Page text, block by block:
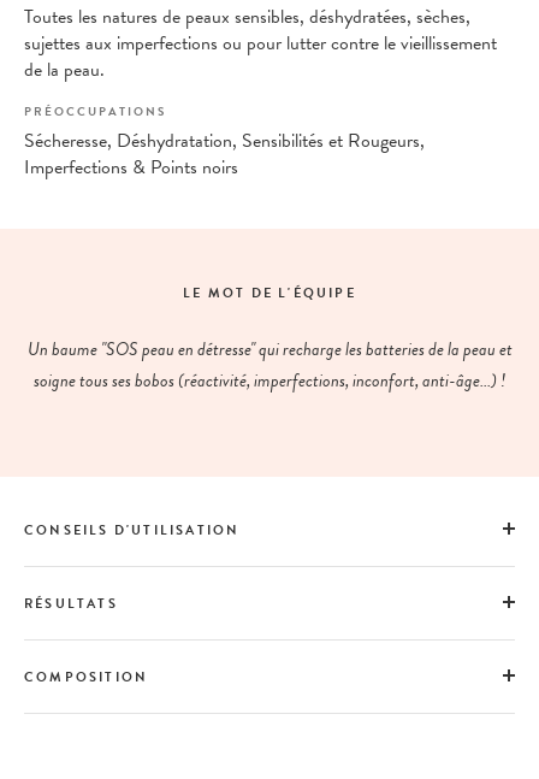
Toutes les natures de peaux sensibles, déshydratées, sèches,
sujettes aux imperfections ou pour lutter contre le vieillissement
de la peau.
PRÉOCCUPATIONS
Sécheresse, Déshydratation, Sensibilités et Rougeurs,
Imperfections & Points noirs
LE MOT DE L'ÉQUIPE
Un baume "SOS peau en détresse" qui recharge les batteries de la peau et
soigne tous ses bobos (réactivité, imperfections, inconfort, anti-âge...) !
CONSEILS D'UTILISATION
RÉSULTATS
COMPOSITION